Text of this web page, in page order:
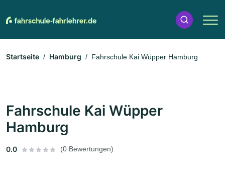
Startseite Hamburg Fahrschule Kai Wüpper Hamburg
Fahrschule Kai Wüpper
Hamburg
0.0 (0 Bewertungen)